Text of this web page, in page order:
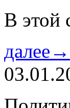
В этой
далее→